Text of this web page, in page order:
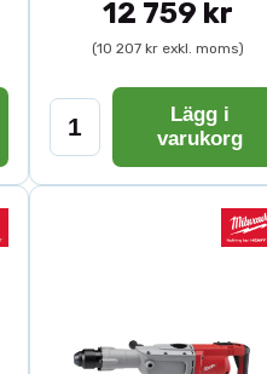
12 759 kr
(10 207 kr exkl. moms)
Lägg i
varukorg